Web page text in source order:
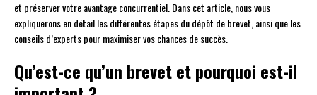
et préserver votre avantage concurrentiel. Dans cet article, nous vous
expliquerons en détail les différentes étapes du dépôt de brevet, ainsi que les
conseils d’experts pour maximiser vos chances de succès.
Qu’est-ce qu’un brevet et pourquoi est-il